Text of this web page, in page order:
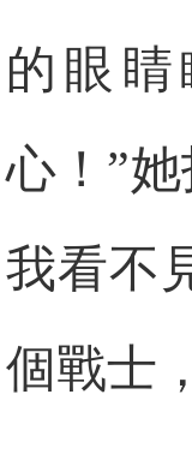
的眼
心！”
我看不
個戰士